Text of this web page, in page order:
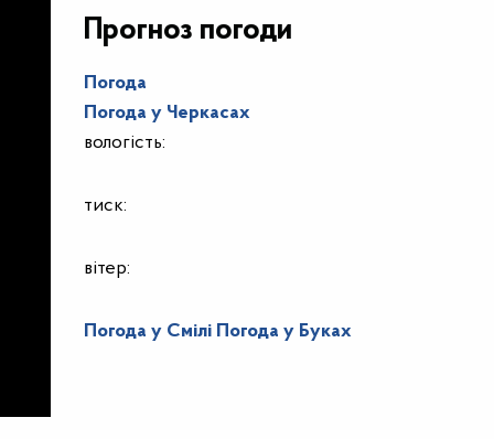
Прогноз погоди
Погода
Погода у Черкасах
вологість:
тиск:
вітер:
Погода у Смілі Погода у Буках